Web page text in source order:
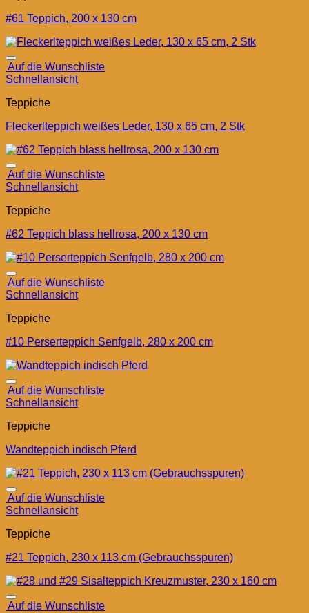
#61 Teppich, 200 x 130 cm
Auf die Wunschliste
Schnellansicht
Teppiche
Fleckerlteppich weißes Leder, 130 x 65 cm, 2 Stk
Auf die Wunschliste
Schnellansicht
Teppiche
#62 Teppich blass hellrosa, 200 x 130 cm
Auf die Wunschliste
Schnellansicht
Teppiche
#10 Perserteppich Senfgelb, 280 x 200 cm
Auf die Wunschliste
Schnellansicht
Teppiche
Wandteppich indisch Pferd
Auf die Wunschliste
Schnellansicht
Teppiche
#21 Teppich, 230 x 113 cm (Gebrauchsspuren)
Auf die Wunschliste